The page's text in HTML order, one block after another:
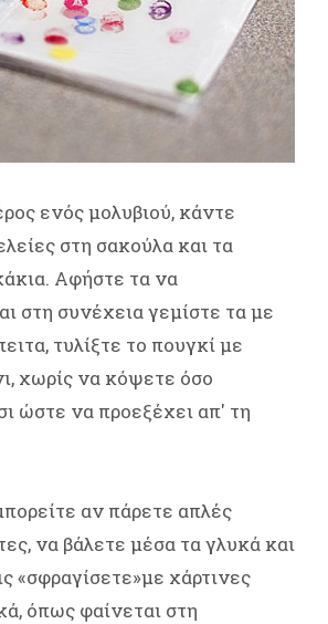
ενός μολυβιού, κάντε
στη σακούλα και τα
Αφήστε τα να
στη συνέχεια γεμίστε τα με
τυλίξτε το πουγκί με
χωρίς να κόψετε όσο
ώστε να προεξέχει απ' τη
αν πάρετε απλές
να βάλετε μέσα τα γλυκά και
«σφραγίσετε»με χάρτινες
όπως φαίνεται στη